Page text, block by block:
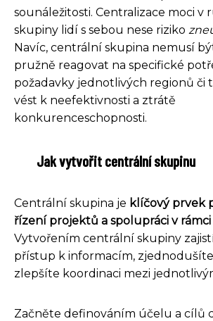
sounáležitosti. Centralizace moci v
skupiny lidí s sebou nese riziko
Navíc, centrální skupina nemusí
pružně reagovat na specifické
požadavky jednotlivých regionů či
vést k neefektivnosti a ztrátě
konkurenceschopnosti.
Jak vytvořit centrální skupinu
Centrální skupina je klíčový prvek
řízení projektů a spolupráci v
Vytvořením centrální skupiny
přístup k informacím,
zlepšíte koordinaci mezi
Začněte definováním účelu a cílů